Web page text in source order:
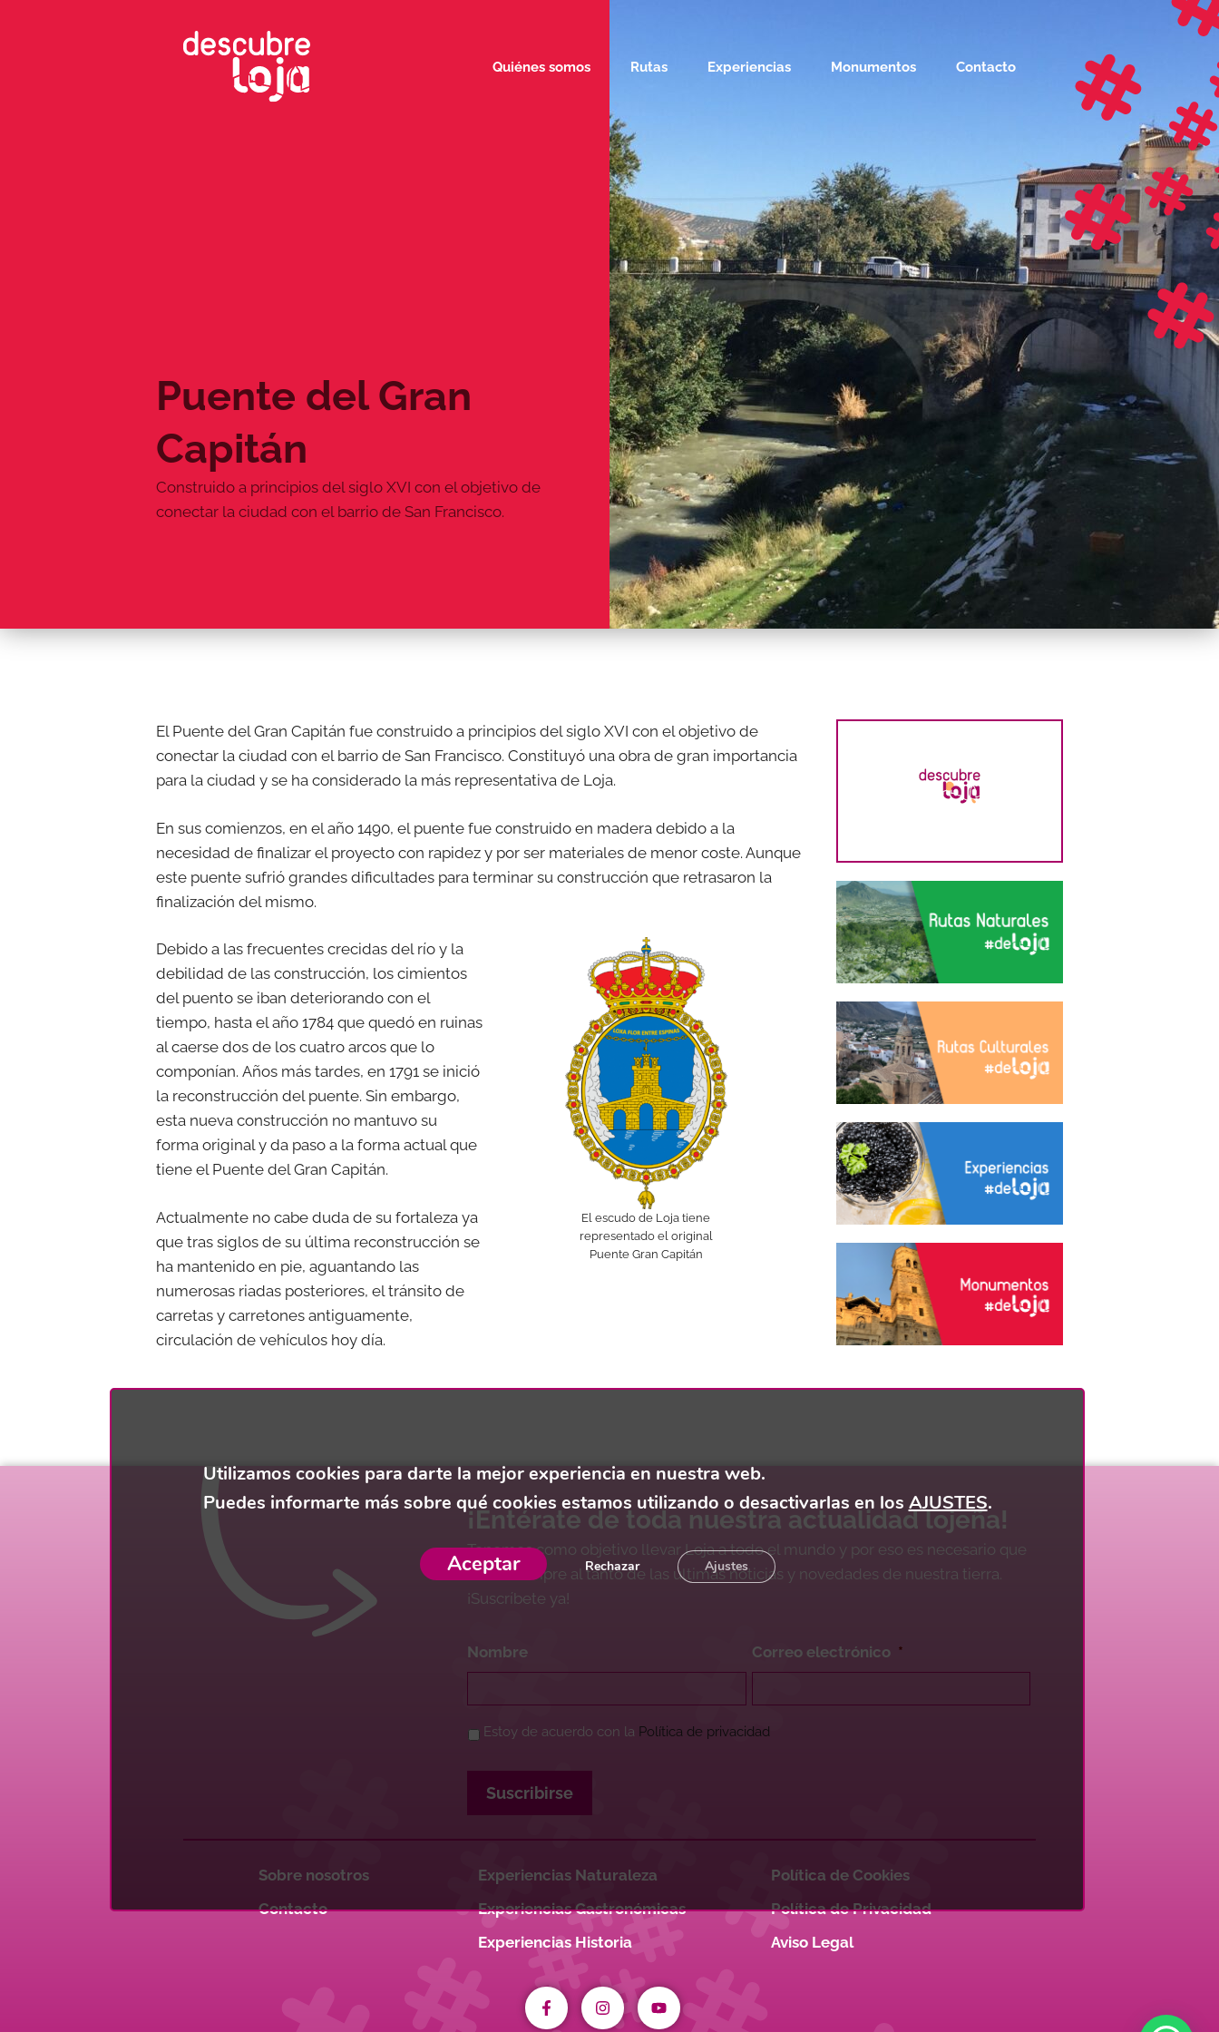
Quiénes somos Rutas Experiencias Monumentos Contacto
Puente del Gran
Capitán
Construido a principios del siglo XVI con el objetivo de
conectar la ciudad con el barrio de San Francisco.
El Puente del Gran Capitán fue construido a principios del siglo XVI con el objetivo de
conectar la ciudad con el barrio de San Francisco. Constituyó una obra de gran importancia
para la ciudad y se ha considerado la más representativa de Loja.
En sus comienzos, en el año 1490, el puente fue construido en madera debido a la
necesidad de finalizar el proyecto con rapidez y por ser materiales de menor coste. Aunque
este puente sufrió grandes dificultades para terminar su construcción que retrasaron la
finalización del mismo.
Debido a las frecuentes crecidas del río y la
debilidad de las construcción, los cimientos
del puento se iban deteriorando con el
tiempo, hasta el año 1784 que quedó en ruinas
al caerse dos de los cuatro arcos que lo
componían. Años más tardes, en 1791 se inició
la reconstrucción del puente. Sin embargo,
esta nueva construcción no mantuvo su
forma original y da paso a la forma actual que
tiene el Puente del Gran Capitán.
Actualmente no cabe duda de su fortaleza ya
que tras siglos de su última reconstrucción se
ha mantenido en pie, aguantando las
numerosas riadas posteriores, el tránsito de
carretas y carretones antiguamente,
circulación de vehículos hoy día.
El escudo de Loja tiene
representado el original
Puente Gran Capitán
¡Entérate de toda nuestra actualidad lojeña!
Tenemos como objetivo llevar Loja a todo el mundo y por eso es necesario que
estes siempre al tanto de las últimas noticias y novedades de nuestra tierra.
¡Suscríbete ya!
Nombre Correo electrónico *
Política
Privacidad *
Estoy de acuerdo con la Política de privacidad
Suscribirse
Sobre nosotros
Contacto
Experiencias Naturaleza
Experiencias Gastronómicas
Experiencias Historia
Política de Cookies
Política de Privacidad
Aviso Legal
Utilizamos cookies para darte la mejor experiencia en nuestra web.
Puedes informarte más sobre qué cookies estamos utilizando o desactivarlas en los AJUSTES.
Aceptar Rechazar Ajustes